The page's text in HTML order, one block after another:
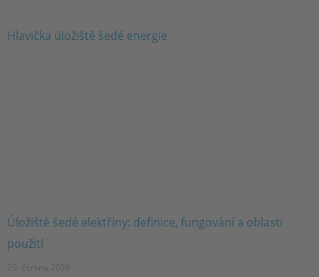
Úložiště šedé elektřiny: definice, fungování a oblasti
použití
29. června 2026